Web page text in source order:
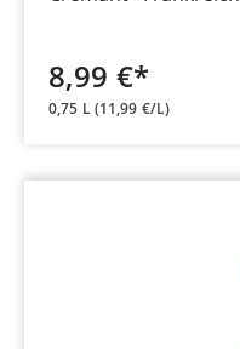
8,99 €*
0,75 L(11,99 €/L)